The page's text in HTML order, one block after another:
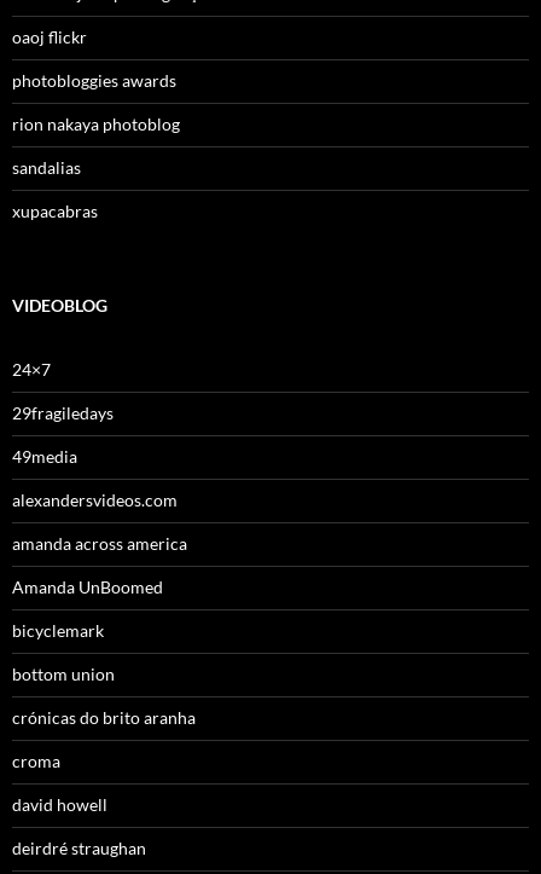
oaoj flickr
photobloggies awards
rion nakaya photoblog
sandalias
xupacabras
VIDEOBLOG
24×7
29fragiledays
49media
alexandersvideos.com
amanda across america
Amanda UnBoomed
bicyclemark
bottom union
crónicas do brito aranha
croma
david howell
deirdré straughan